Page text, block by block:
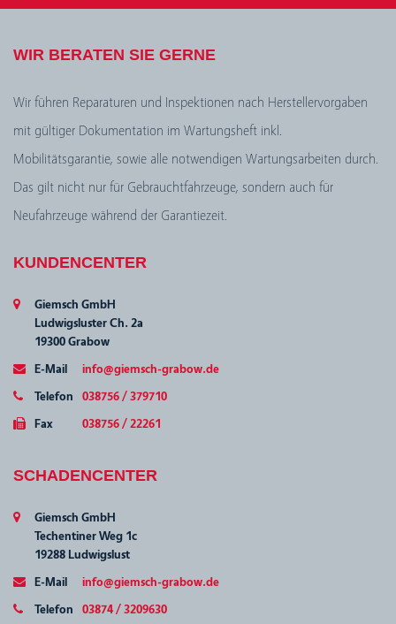
WIR BERATEN SIE GERNE
Wir führen Reparaturen und Inspektionen nach Herstellervorgaben
mit gültiger Dokumentation im Wartungsheft inkl.
Mobilitätsgarantie, sowie alle notwendigen Wartungsarbeiten durch.
Das gilt nicht nur für Gebrauchtfahrzeuge, sondern auch für
Neufahrzeuge während der Garantiezeit.
KUNDENCENTER
Giemsch GmbH
Ludwigsluster Ch. 2a
19300 Grabow
E-Mail
info@giemsch-grabow.de
Telefon
038756 / 379710
Fax
038756 / 22261
SCHADENCENTER
Giemsch GmbH
Techentiner Weg 1c
19288 Ludwigslust
E-Mail
info@giemsch-grabow.de
Telefon
03874 / 3209630